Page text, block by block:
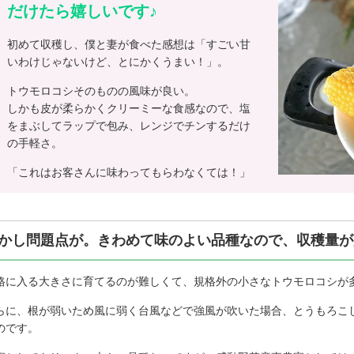
だけたら嬉しいです♪
初めて収穫し、僕と妻が食べた感想は「すごい甘
いわけじゃないけど、とにかくうまい！」。
トウモロコシそのものの風味が良い。
しかも皮が柔らかくクリーミーな食感なので、塩
をまぶしてラップで包み、レンジでチンするだけ
の手軽さ。
「これはお客さんに味わってもらわなくては！」
し問題点が。きわめて味のよい品種なので、収穫量
に入る大きさに育てるのが難しくて、規格外の小さなトウモロコシが
に、根が弱いため風に弱く台風などで強風が吹いた場合、とうもろ
です。